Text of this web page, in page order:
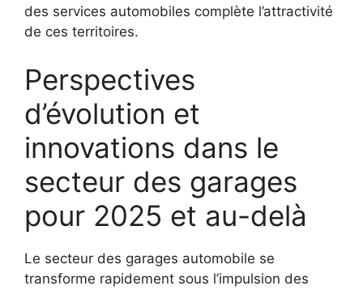
des services automobiles complète l’attractivité
de ces territoires.
Perspectives
d’évolution et
innovations dans le
secteur des garages
pour 2025 et au-delà
Le secteur des garages automobile se
transforme rapidement sous l’impulsion des